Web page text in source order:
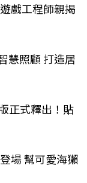
戲工程師親揭
慧照顧 打造居
正式釋出！貼
場 幫可愛海獺